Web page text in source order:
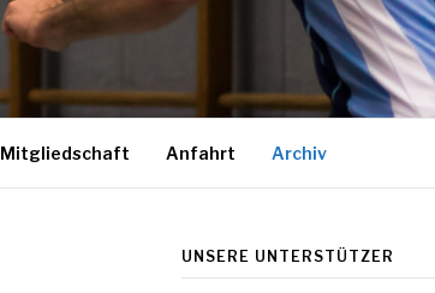
Mitgliedschaft Anfahrt Archiv
UNSERE UNTERSTÜTZER